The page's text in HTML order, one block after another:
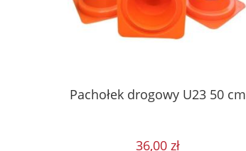
Pachołek drogowy U23 50 cm
36,00 zł